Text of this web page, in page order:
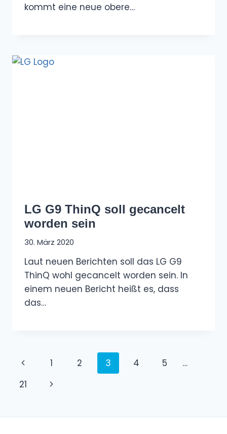
kommt eine neue obere…
LG G9 ThinQ soll gecancelt
worden sein
30. März 2020
Laut neuen Berichten soll das LG G9
ThinQ wohl gecancelt worden sein. In
einem neuen Bericht heißt es, dass
das…
Seitennavigation
Vorherige
Seite
1 2 3 4 5
…
21
Nächste